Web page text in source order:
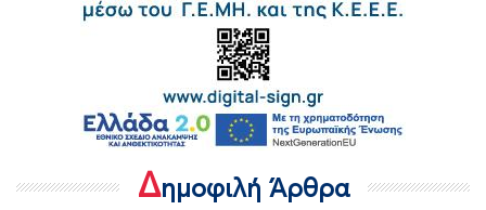
Δημοφιλή Άρθρα